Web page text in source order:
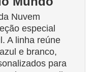
Nuvem
especial
A linha reúne
e branco,
para